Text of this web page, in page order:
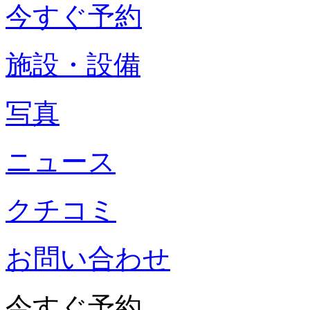
今すぐ予約
施設・設備
写真
ニュース
クチコミ
お問い合わせ